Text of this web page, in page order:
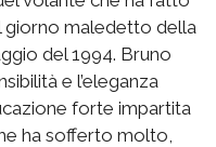
giorno maledetto della
del 1994. Bruno
e l’eleganza
forte impartita
ha sofferto molto,